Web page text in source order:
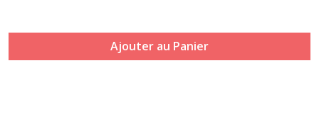
Ajouter au Panier